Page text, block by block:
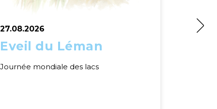
27.08.2026
Eveil du Léman
Journée mondiale des lacs